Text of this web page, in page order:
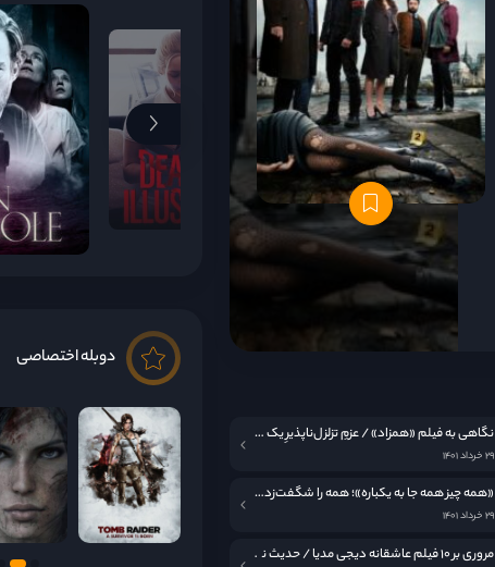
نگاهی به فيلم «همزاد» / عزمِ تزلزل‌ناپذیرِ یک مادر
۲۹ خرداد ۱۴۰۱
«همه چیز همه جا به یکباره»؛ همه را شگفت‌زده کرد!
۲۹ خرداد ۱۴۰۱
مروری بر ۱۰ فیلم عاشقانه دیجی مدیا / حدیث نامکرر عشق در قاب سینما
دوبله اختصاصی